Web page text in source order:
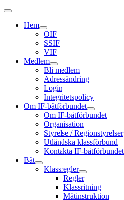
Hem
OIF
SSIF
VIF
Medlem
Bli medlem
Adressändring
Login
Integritetspolicy
Om IF-båtförbundet
Om IF-båtförbundet
Organisation
Styrelse / Regionstyrelser
Utländska klassförbund
Kontakta IF-båtförbundet
Båt
Klassregler
Regler
Klassritning
Mätinstruktion